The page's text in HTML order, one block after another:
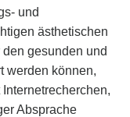
und
ästhetischen
gesunden und
werden können,
Absprache